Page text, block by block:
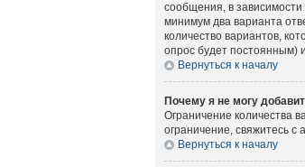
сообщения, в
минимум два варианта
количество вариантов,
опрос будет постоянным)
Вернуться к началу
Почему я не могу
Ограничение количества
ограничение, свяжитесь
Вернуться к началу